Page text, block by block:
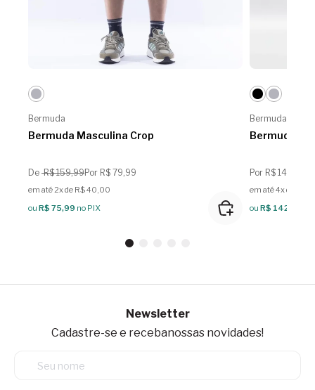
Bermuda
Bermuda Masculina Crop
De R$ 159,99Por R$ 79,99
em até 2x de R$ 40,00
ou R$ 75,99 no PIX
Bermuda
Bermuda
Por R$ 149,99
em até 4x de R$
ou R$ 142,49
Newsletter
Cadastre-se e recebanossas novidades!